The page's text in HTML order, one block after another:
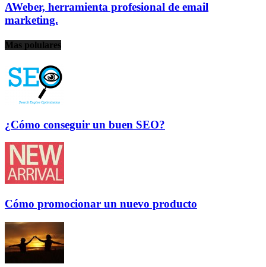
AWeber, herramienta profesional de email
marketing.
Mas polulares
¿Cómo conseguir un buen SEO?
Cómo promocionar un nuevo producto